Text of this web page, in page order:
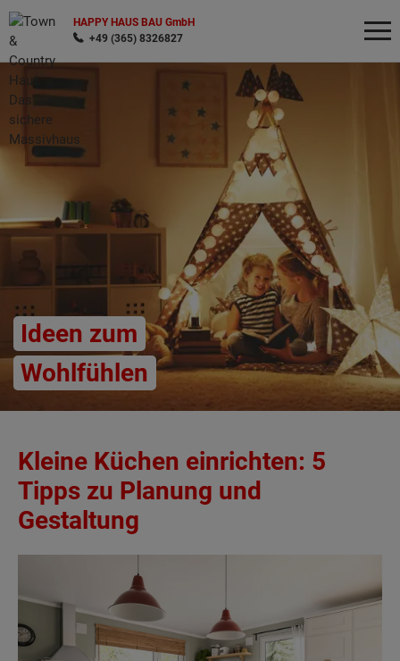
HAPPY HAUS BAU GmbH
+49 (365) 8326827
Ideen zum
Wohlfühlen
Kleine Küchen einrichten: 5
Tipps zu Planung und
Gestaltung
Wonach möchten Sie suchen?